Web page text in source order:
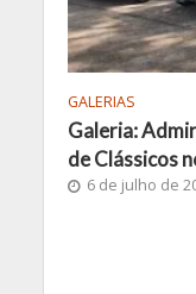
GALERIAS
Galeria:
de Clássicos
6 de julho de